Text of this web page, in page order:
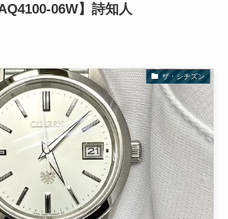
06W】詩知人
ザ・シチズン